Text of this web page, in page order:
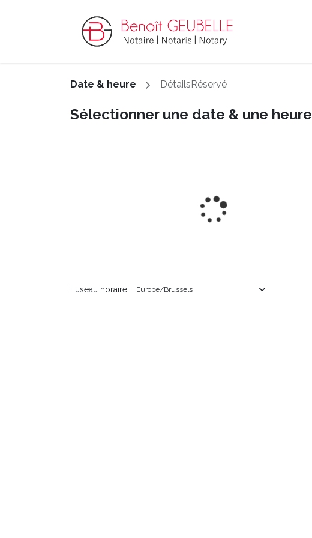
Date & heure DétailsRéservé
Sélectionner une date & une heure
Fuseau horaire :